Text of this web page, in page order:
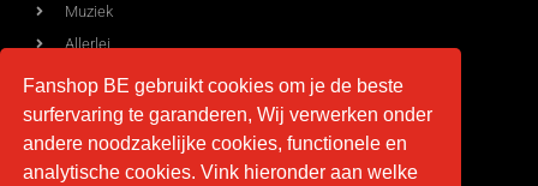
Muziek
Allerlei
Voorwaarden Contact
Fanshop BE gebruikt cookies om je de beste
surfervaring te garanderen, Wij verwerken onder
andere noodzakelijke cookies, functionele en
analytische cookies. Vink hieronder aan welke